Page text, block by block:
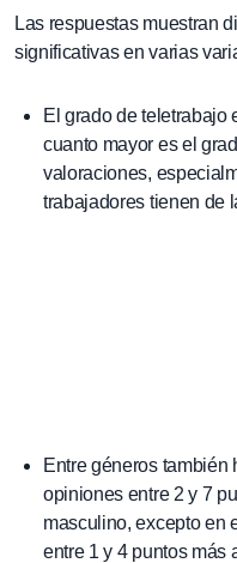
Las respuestas muestran
significativas en varias
El grado de teletrabajo
cuanto mayor es el
valoraciones,
trabajadores tienen de
Entre géneros también
opiniones entre 2 y 7
masculino, excepto en
entre 1 y 4 puntos más